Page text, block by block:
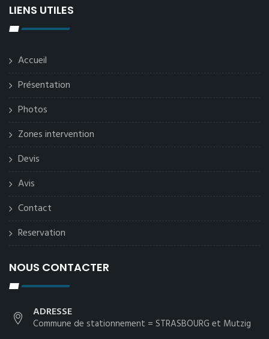
LIENS UTILES
Accueil
Présentation
Photos
Zones intervention
Devis
Avis
Contact
Reservation
NOUS CONTACTER
ADRESSE
Commune de stationnement = STRASBOURG et Mutzig